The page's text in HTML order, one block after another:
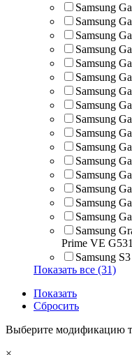
Samsung
Samsung
Samsung
Samsung
Samsung
Samsung
Samsung
Samsung
Samsung
Samsung
Samsung
Samsung
Samsung
Samsung
Samsung
Samsung
Samsung
Prime VE
Samsung
Показать все (31)
Показать
Сбросить
Выберите модификацию